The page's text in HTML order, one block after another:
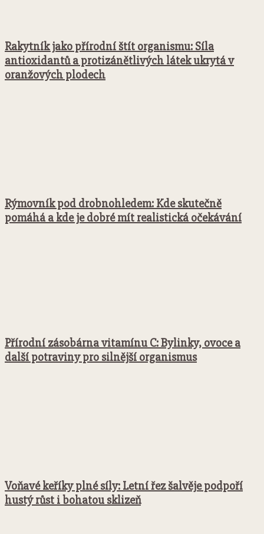
Rakytník jako přírodní štít organismu: Síla
antioxidantů a protizánětlivých látek ukrytá v
oranžových plodech
Rýmovník pod drobnohledem: Kde skutečně
pomáhá a kde je dobré mít realistická očekávání
Přírodní zásobárna vitamínu C: Bylinky, ovoce a
další potraviny pro silnější organismus
Voňavé keříky plné síly: Letní řez šalvěje podpoří
hustý růst i bohatou sklizeň